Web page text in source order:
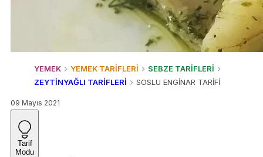
YEMEK YEMEK TARİFLERİ
SEBZE TARİFLERİ
ZEYTİNYAĞLI TARİFLERİ
SOSLU ENGİNAR TARİFİ
09 Mayıs 2021
Tarif
Modu